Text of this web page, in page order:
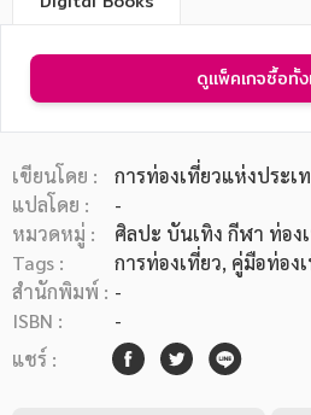
หมวดหมู่หนังสือ
หมวดหมู่ยอดนิยม
ดูแพ็คเกจซื้อทั้ง
เขียนโดย :
การท่องเที่ยวแห่งประ
แปลโดย :
-
หมวดหมู่ :
ศิลปะ บันเทิง กีฬา ท่อง
Tags :
การท่องเที่ยว, คู่มือท่อง
สำนักพิมพ์ : -
ISBN :
-
แชร์ :